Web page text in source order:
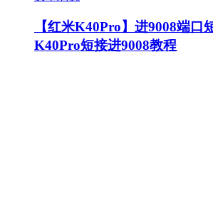
【红米K40Pro】进9008端口
K40Pro短接进9008教程